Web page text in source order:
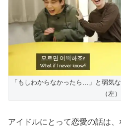
「もしわからなかったら…」と弱気
（左）
アイドルにとって恋愛の話は